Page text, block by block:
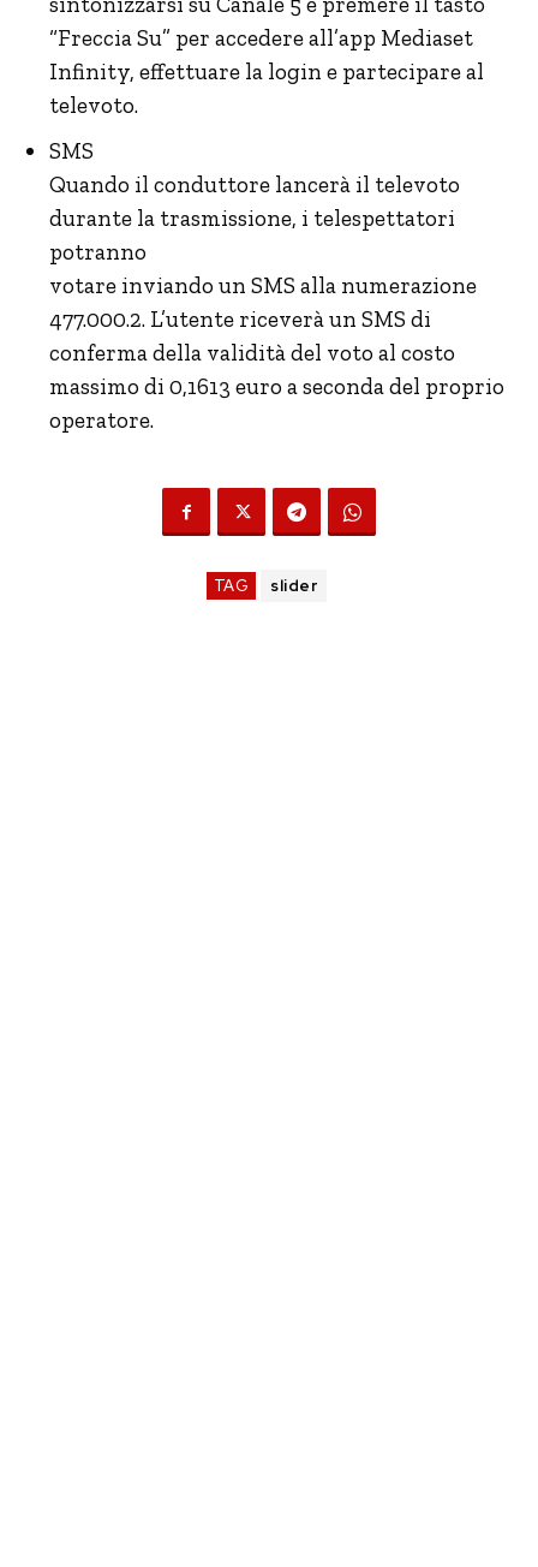
“Freccia Su” per accedere all’app Mediaset
Infinity, effettuare la login e partecipare al
televoto.
SMS
Quando il conduttore lancerà il televoto
durante la trasmissione, i telespettatori
potranno
votare inviando un SMS alla numerazione
477.000.2. L’utente riceverà un SMS di
conferma della validità del voto al costo
massimo di 0,1613 euro a seconda del proprio
operatore.
TAG slider